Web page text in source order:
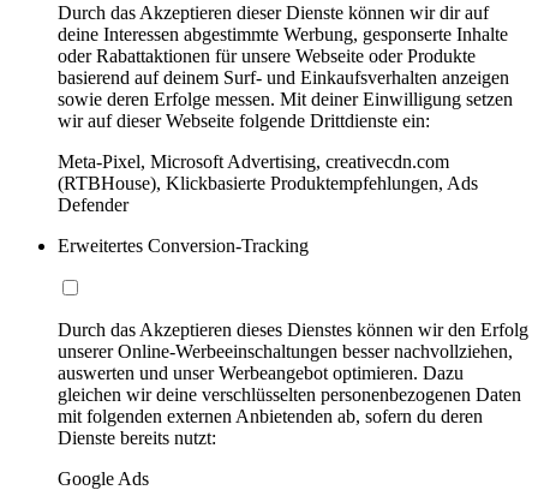
Durch das Akzeptieren dieser Dienste können wir dir auf
deine Interessen abgestimmte Werbung, gesponserte Inhalte
oder Rabattaktionen für unsere Webseite oder Produkte
basierend auf deinem Surf- und Einkaufsverhalten anzeigen
sowie deren Erfolge messen. Mit deiner Einwilligung setzen
wir auf dieser Webseite folgende Drittdienste ein:
Meta-Pixel, Microsoft Advertising, creativecdn.com
(RTBHouse), Klickbasierte Produktempfehlungen, Ads
Defender
Erweitertes Conversion-Tracking
Durch das Akzeptieren dieses Dienstes können wir den Erfolg
unserer Online-Werbeeinschaltungen besser nachvollziehen,
auswerten und unser Werbeangebot optimieren. Dazu
gleichen wir deine verschlüsselten personenbezogenen Daten
mit folgenden externen Anbietenden ab, sofern du deren
Dienste bereits nutzt:
Google Ads